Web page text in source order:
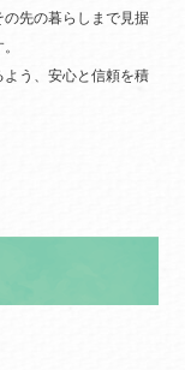
先の暮らしまで見据
よう、安心と信頼を積